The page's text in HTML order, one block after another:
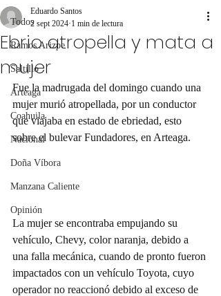
Todos
Ramos Arizpe
Saltillo
Arteaga
Coahuila
Nacional
Doña Víbora
Manzana Caliente
Opinión
Ebrio atropella y mata a
mujer
Eduardo Santos
2 sept 2024 1 min de lectura
Fue la madrugada del domingo cuando una
mujer murió atropellada, por un conductor
que viajaba en estado de ebriedad, esto
sobre el bulevar Fundadores, en Arteaga.
La mujer se encontraba empujando su
vehículo, Chevy, color naranja, debido a
una falla mecánica, cuando de pronto fueron
impactados con un vehículo Toyota, cuyo
operador no reaccionó debido al exceso de